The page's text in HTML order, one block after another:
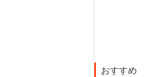
おすすめ